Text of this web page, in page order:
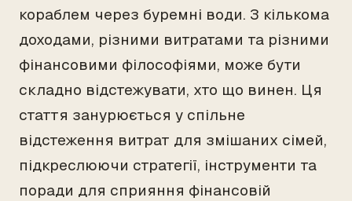
кораблем через буремні води. З кількома
доходами, різними витратами та різними
фінансовими філософіями, може бути
складно відстежувати, хто що винен. Ця
стаття занурюється у спільне
відстеження витрат для змішаних сімей,
підкреслюючи стратегії, інструменти та
поради для сприяння фінансовій